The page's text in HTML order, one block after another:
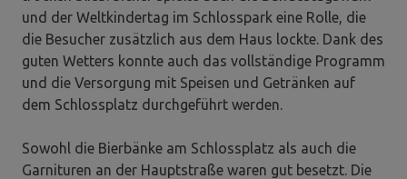
und der Weltkindertag im Schlosspark eine Rolle, die
die Besucher zusätzlich aus dem Haus lockte. Dank des
guten Wetters konnte auch das vollständige Programm
und die Versorgung mit Speisen und Getränken auf
dem Schlossplatz durchgeführt werden.
Sowohl die Bierbänke am Schlossplatz als auch die
Garnituren an der Hauptstraße waren gut besetzt. Die